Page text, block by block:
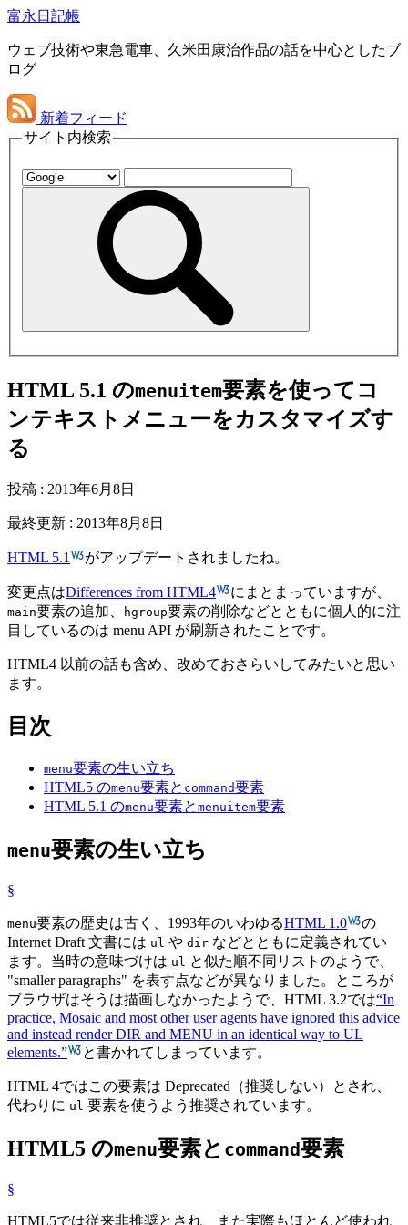
富永日記帳
ウェブ技術や東急電車、久米田康治作品の話を中心としたブ
ログ
新着フィード
サイト内検索
HTML 5.1 のmenuitem要素を使ってコ
ンテキストメニューをカスタマイズす
る
投稿 : 2013年6月8日
最終更新 : 2013年8月8日
HTML 5.1 がアップデートされましたね。
変更点はDifferences from HTML4 にまとまっていますが、
main要素の追加、 hgroup要素の削除などとともに個人的に注
目しているのは menu API が刷新されたことです。
HTML4 以前の話も含め、改めておさらいしてみたいと思い
ます。
目次
menu要素の生い立ち
HTML5 のmenu要素と command要素
HTML 5.1 のmenu要素と menuitem要素
menu要素の生い立ち
§
menu要素の歴史は古く、1993年のいわゆるHTML 1.0
の
Internet Draft 文書には ul や dir などとともに定義されてい
ます。当時の意味づけは ul と似た順不同リストのようで、
"smaller paragraphs" を表す点などが異なりました。ところが
ブラウザはそうは描画しなかったようで、HTML 3.2では In
practice, Mosaic and most other user agents have ignored this advice
and instead render DIR and MENU in an identical way to UL
elements.
と書かれてしまっています。
HTML 4ではこの要素は Deprecated（推奨しない）とされ、
代わりに ul 要素を使うよう推奨されています。
HTML5 のmenu要素と command要素
§
HTML5では従来非推奨とされ、また実際もほとんど使われ